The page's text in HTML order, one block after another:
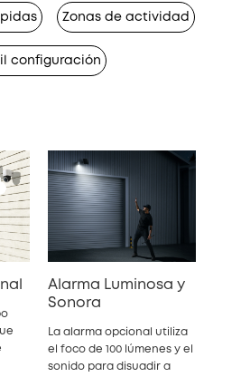
Zonas de actividad
configuración
Alarma Luminosa y
Sonora
La alarma opcional utiliza
el foco de 100 lúmenes y el
sonido para disuadir a